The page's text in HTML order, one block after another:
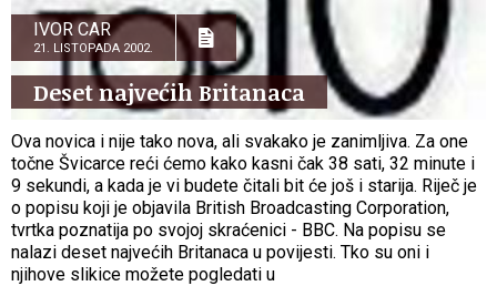
IVOR CAR
21. LISTOPADA 2002.
Deset najvećih Britanaca
Ova novica i nije tako nova, ali svakako je zanimljiva. Za one
točne Švicarce reći ćemo kako kasni čak 38 sati, 32 minute i
9 sekundi, a kada je vi budete čitali bit će još i starija. Riječ je
o popisu koji je objavila British Broadcasting Corporation,
tvrtka poznatija po svojoj skraćenici - BBC. Na popisu se
nalazi deset najvećih Britanaca u povijesti. Tko su oni i
njihove slikice možete pogledati u